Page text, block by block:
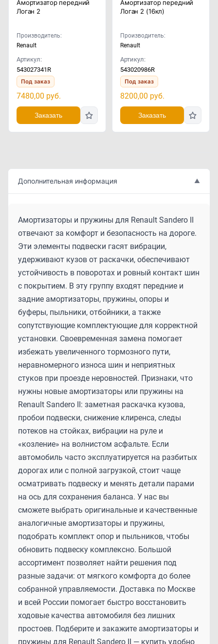
Амортизатор передний
Логан 2
Производитель:
Renault
Артикул:
543027341R
Под заказ
7480,00 руб.
Заказать
Амортизатор передний
Логан 2 (16кл)
Производитель:
Renault
Артикул:
543020986R
Под заказ
8200,00 руб.
Заказать
Дополнительная информация ▲
Амортизаторы и пружины для Renault Sandero II
отвечают за комфорт и безопасность на дороге.
Эти элементы подвески гасят вибрации,
удерживают кузов от раскачки, обеспечивают
устойчивость в поворотах и ровный контакт шин
с покрытием. В эту группу входят передние и
задние амортизаторы, пружины, опоры и
буферы, пыльники, отбойники, а также
сопутствующие комплектующие для корректной
установки. Своевременная замена помогает
избежать увеличенного тормозного пути,
неравномерного износа шин и неприятных
стуков при проезде неровностей. Признаки, что
нужны новые амортизаторы или пружины на
Renault Sandero II: заметная раскачка кузова,
пробои подвески, снижение клиренса, следы
потеков на стойках, вибрации на руле и
«козление» на волнистом асфальте. Если
автомобиль часто эксплуатируется на разбитых
дорогах или с полной загрузкой, стоит чаще
осматривать подвеску и менять детали парами
на ось для сохранения баланса. У нас вы
сможете выбрать оригинальные и качественные
аналогичные амортизаторы и пружины,
подобрать комплект опор и пыльников, чтобы
обновить подвеску комплексно. Большой
ассортимент позволяет найти решения под
разные задачи: от мягкого комфорта до более
собранной управляемости. Доставка по Москве
и всей России помогает быстро восстановить
ходовые качества автомобиля без лишних
простоев. Подберите и закажите амортизаторы и
пружины для Renault Sandero II — купить удобно